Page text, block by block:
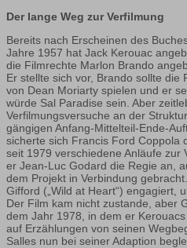
Der lange Weg zur Verfilmung
Bereits nach Erscheinen des
Jahre 1957 hat Jack Kerouac
die Filmrechte Marlon Brando
Er stellte sich vor, Brando sollte die
von Dean Moriarty spielen und er
würde Sal Paradise sein. Aber
Verfilmungsversuche an der
gängigen Anfang-Mittelteil-Ende-
sicherte sich Francis Ford Coppola
seit 1979 verschiedene Anläufe zur
er Jean-Luc Godard die Regie an,
dem Projekt in Verbindung
Gifford („Wild at Heart“) engagiert,
Der Film kam nicht zustande, aber
dem Jahr 1978, in dem er
auf Erzählungen von seinen
Salles nun bei seiner Adaption